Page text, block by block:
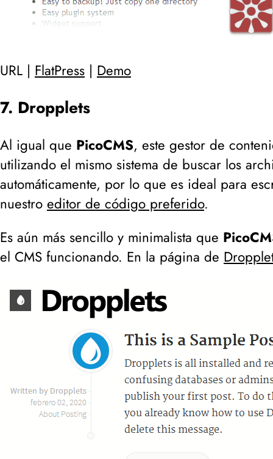
URL | FlatPress | Demo
7. Dropplets
Al igual que PicoCMS, este gestor de
utilizando el mismo sistema de buscar los
automáticamente, por lo que es ideal para
nuestro editor de código preferido.
Es aún más sencillo y minimalista que
el CMS funcionando. En la página de